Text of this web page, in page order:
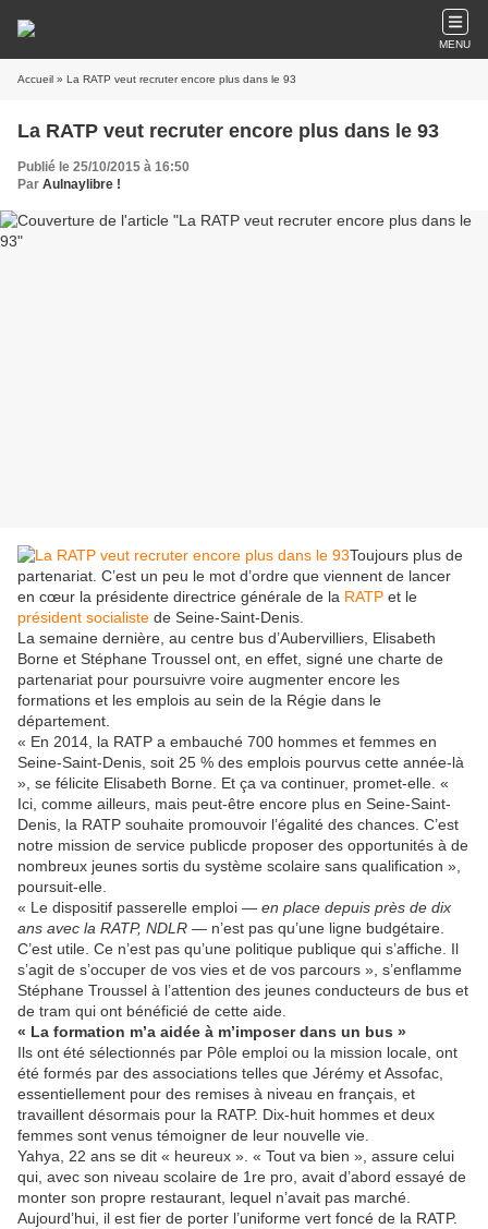
MENU
Accueil » La RATP veut recruter encore plus dans le 93
La RATP veut recruter encore plus dans le 93
Publié le 25/10/2015 à 16:50
Par Aulnaylibre !
Toujours plus de
partenariat. C’est un peu le mot d’ordre que viennent de lancer
en cœur la présidente directrice générale de la RATP et le
président socialiste de Seine-Saint-Denis.
La semaine dernière, au centre bus d’Aubervilliers, Elisabeth
Borne et Stéphane Troussel ont, en effet, signé une charte de
partenariat pour poursuivre voire augmenter encore les
formations et les emplois au sein de la Régie dans le
département.
« En 2014, la RATP a embauché 700 hommes et femmes en
Seine-Saint-Denis, soit 25 % des emplois pourvus cette année-là
», se félicite Elisabeth Borne. Et ça va continuer, promet-elle. «
Ici, comme ailleurs, mais peut-être encore plus en Seine-Saint-
Denis, la RATP souhaite promouvoir l’égalité des chances. C’est
notre mission de service publicde proposer des opportunités à de
nombreux jeunes sortis du système scolaire sans qualification »,
poursuit-elle.
« Le dispositif passerelle emploi — en place depuis près de dix
ans avec la RATP, NDLR — n’est pas qu’une ligne budgétaire.
C’est utile. Ce n’est pas qu’une politique publique qui s’affiche. Il
s’agit de s’occuper de vos vies et de vos parcours », s’enflamme
Stéphane Troussel à l’attention des jeunes conducteurs de bus et
de tram qui ont bénéficié de cette aide.
« La formation m’a aidée à m’imposer dans un bus »
Ils ont été sélectionnés par Pôle emploi ou la mission locale, ont
été formés par des associations telles que Jérémy et Assofac,
essentiellement pour des remises à niveau en français, et
travaillent désormais pour la RATP. Dix-huit hommes et deux
femmes sont venus témoigner de leur nouvelle vie.
Yahya, 22 ans se dit « heureux ». « Tout va bien », assure celui
qui, avec son niveau scolaire de 1re pro, avait d’abord essayé de
monter son propre restaurant, lequel n’avait pas marché.
Aujourd’hui, il est fier de porter l’uniforme vert foncé de la RATP.